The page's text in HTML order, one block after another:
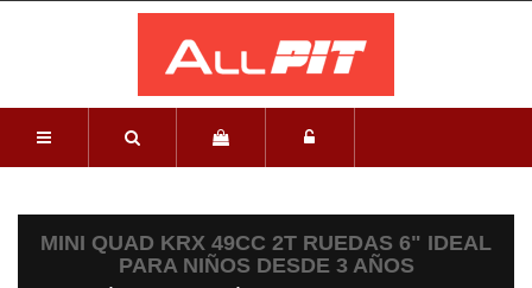
MINI QUAD KRX 49CC 2T RUEDAS 6" IDEAL
PARA NIÑOS DESDE 3 AÑOS